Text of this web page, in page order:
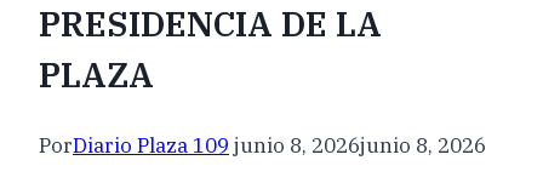
PRESIDENCIA DE LA
PLAZA
PorDiario Plaza 109 junio 8, 2026junio 8, 2026